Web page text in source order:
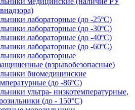
лабораторные (до -25ºС)
лабораторные (до -30ºС)
лабораторные (до -40ºС)
лабораторные (до -60ºС)
лабораторные
(взрывобезопасные)
биомедицинские
(до -86ºС)
ультра- низкотемпературные,
(до - 150°С)